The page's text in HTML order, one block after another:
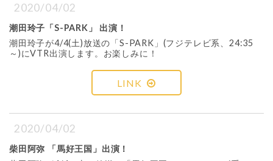
2020/04/02
潮田玲子「S-PARK」 出演！
潮田玲子が4/4(土)放送の「S-PARK」(フジテレビ系、24:35
～)にVTR出演します。お楽しみに！
LINK
2020/04/02
柴田阿弥 「馬好王国」出演！